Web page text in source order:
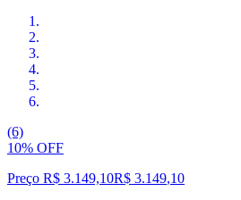
(6)
10% OFF
Preço R$ 3.149,10R$ 3.149,10